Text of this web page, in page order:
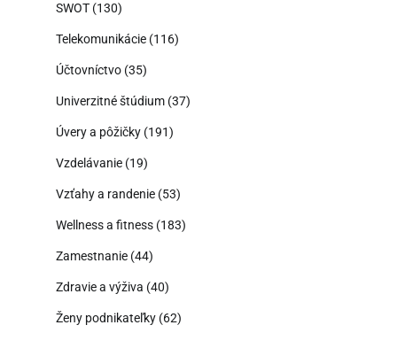
SWOT (130)
Telekomunikácie (116)
Účtovníctvo (35)
Univerzitné štúdium (37)
Úvery a pôžičky (191)
Vzdelávanie (19)
Vzťahy a randenie (53)
Wellness a fitness (183)
Zamestnanie (44)
Zdravie a výživa (40)
Ženy podnikateľky (62)